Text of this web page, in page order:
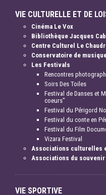
VIE CULTURELLE ET DE
Cinéma Le Vox
Bibliothèque Jacques
Centre Culturel Le
Conservatoire de
Les Festivals
Rencontres
Soirs Des Toiles
Festival de Danses et
coeurs"
Festival du Périgord
Festival du conte en
Festival du Film
Vizara Festival
Associations culturelles
Associations du souvenir
VIE SPORTIVE